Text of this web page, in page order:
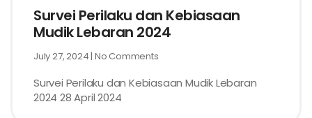
Survei Perilaku dan Kebiasaan
Mudik Lebaran 2024
July 27, 2024 No Comments
Survei Perilaku dan Kebiasaan Mudik Lebaran
2024 28 April 2024